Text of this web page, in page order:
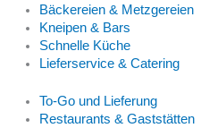
Bäckereien & Metzgereien
Kneipen & Bars
Schnelle Küche
Lieferservice & Catering
To-Go und Lieferung
Restaurants & Gaststätten